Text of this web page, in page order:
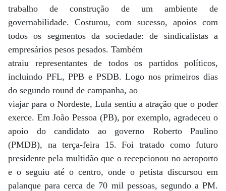
trabalho de construção de um ambiente de
governabilidade. Costurou, com sucesso, apoios com
todos os segmentos da sociedade: de sindicalistas a
empresários pesos pesados. Também
atraiu representantes de todos os partidos políticos,
incluindo PFL, PPB e PSDB. Logo nos primeiros dias
do segundo round de campanha, ao
viajar para o Nordeste, Lula sentiu a atração que o poder
exerce. Em João Pessoa (PB), por exemplo, agradeceu o
apoio do candidato ao governo Roberto Paulino
(PMDB), na terça-feira 15. Foi tratado como futuro
presidente pela multidão que o recepcionou no aeroporto
e o seguiu até o centro, onde o petista discursou em
palanque para cerca de 70 mil pessoas, segundo a PM.